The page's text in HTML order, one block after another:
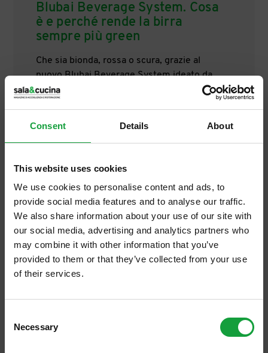
Consent Details About
This website uses cookies
We use cookies to personalise content and ads, to
provide social media features and to analyse our traffic.
We also share information about your use of our site with
our social media, advertising and analytics partners who
may combine it with other information that you’ve
provided to them or that they’ve collected from your use
of their services.
Selection
Necessary
Blubai Beverage System. Cosa
è e perché rende la birra
sempre più green
Che sia bionda, rossa o scura, grazie al
nuovo Blubai Beverage System ideato da
Blubai, distributore Food&Beverage per il
ISCRIVITI ALLA NEWSLETTER
Resta aggiornato su tutte le ultime novita nel campo